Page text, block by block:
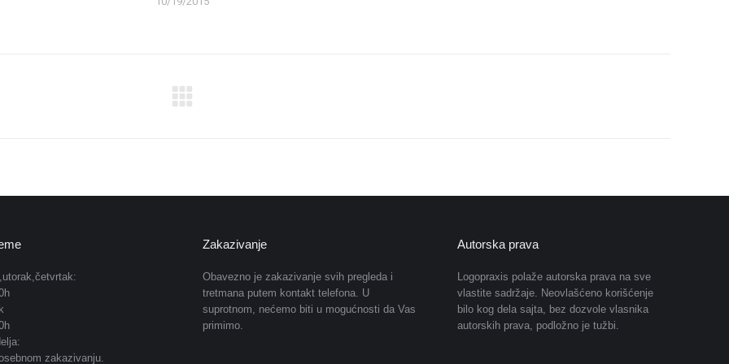
zakazivanju.
Zakazivanje
Obavezno je zakazivanje svih pregleda i
tretmana putem kontakt telefona. U
suprotnom, nećemo biti u mogućnosti da Vas
primimo.
Autorska prava
Logopraxis polaže autorska prava na sve
vlastite sadržaje. Neovlašćeno korišćenje
bilo kog dela sajta, bez dozvole vlasnika
autorskih prava, podložno je tužbi.